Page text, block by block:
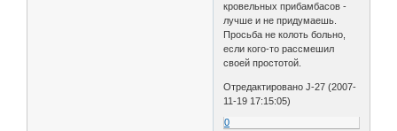
кровельных прибамбасов -
лучше и не придумаешь.
Просьба не колоть больно,
если кого-то рассмешил
своей простотой.
Отредактировано J-27 (2007-
11-19 17:15:05)
0